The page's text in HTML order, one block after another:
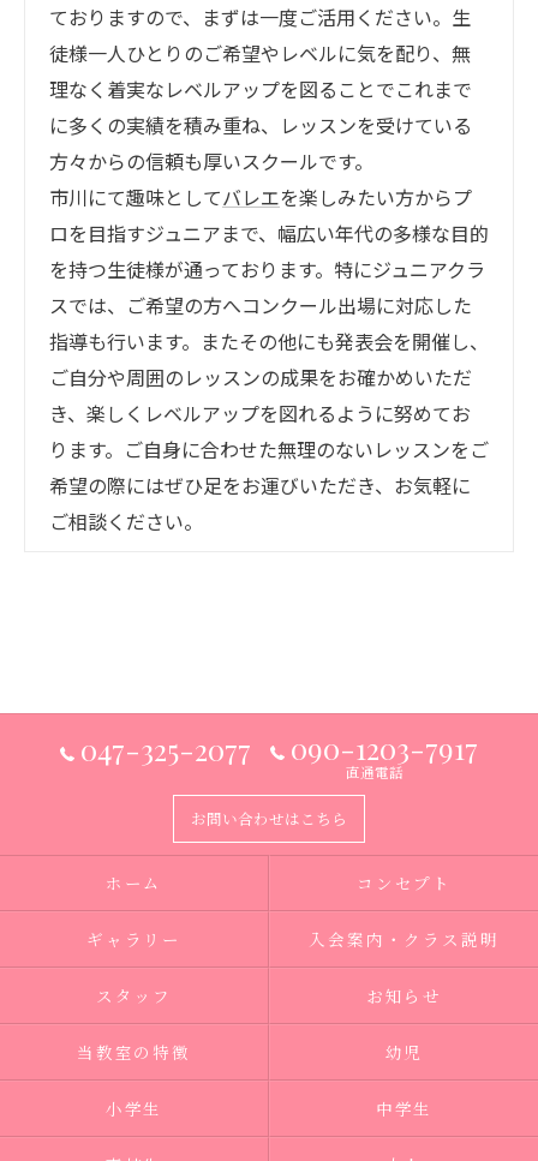
ておりますので、まずは一度ご活用ください。生
徒様一人ひとりのご希望やレベルに気を配り、無
理なく着実なレベルアップを図ることでこれまで
に多くの実績を積み重ね、レッスンを受けている
方々からの信頼も厚いスクールです。
市川にて趣味としてバレエを楽しみたい方からプ
ロを目指すジュニアまで、幅広い年代の多様な目的
を持つ生徒様が通っております。特にジュニアクラ
スでは、ご希望の方へコンクール出場に対応した
指導も行います。またその他にも発表会を開催し、
ご自分や周囲のレッスンの成果をお確かめいただ
き、楽しくレベルアップを図れるように努めてお
ります。ご自身に合わせた無理のないレッスンをご
希望の際にはぜひ足をお運びいただき、お気軽に
ご相談ください。
047-325-2077 090-1203-7917
直通電話
お問い合わせはこちら
ホーム コンセプト
ギャラリー 入会案内・クラス説明
スタッフ お知らせ
当教室の特徴 幼児
小学生 中学生